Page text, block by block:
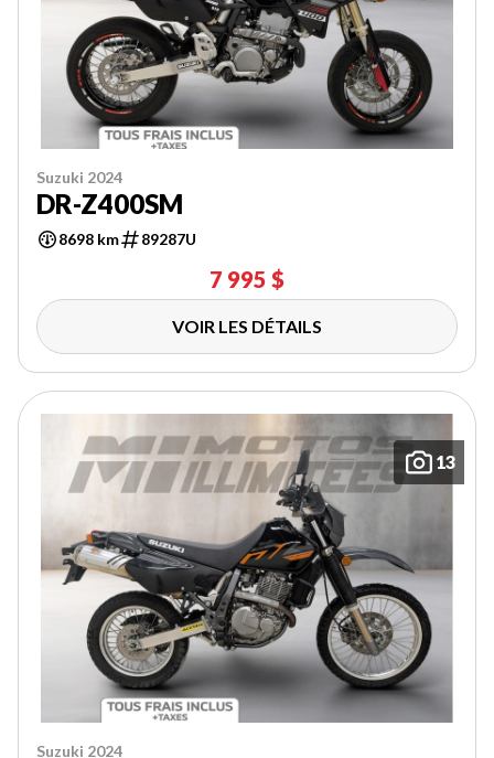
Suzuki 2024
DR-Z400SM
8698 km 89287U
7 995 $
VOIR LES DÉTAILS
13
Suzuki 2024